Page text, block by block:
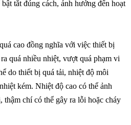
tắt đúng cách, ảnh hưởng đến hoạt
cao đồng nghĩa với việc thiết bị
quá nhiều nhiệt, vượt quá phạm vi
do thiết bị quá tải, nhiệt độ môi
kém. Nhiệt độ cao có thể ảnh
thậm chí có thể gây ra lỗi hoặc cháy